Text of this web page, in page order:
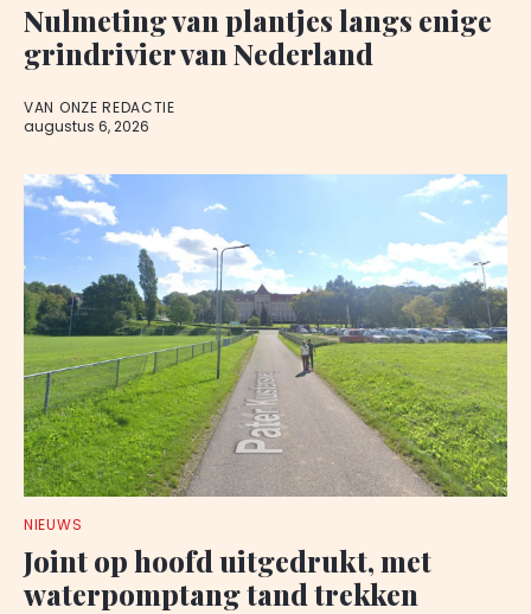
Nulmeting van plantjes langs enige
grindrivier van Nederland
VAN ONZE REDACTIE
augustus 6, 2026
NIEUWS
Joint op hoofd uitgedrukt, met
waterpomptang tand trekken